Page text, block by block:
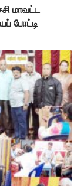
மாவட்ட
போட்டி